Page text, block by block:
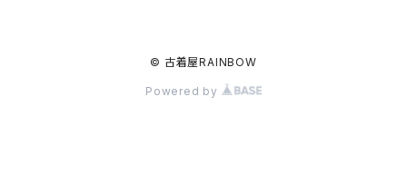
© 古着屋RAINBOW
Powered by